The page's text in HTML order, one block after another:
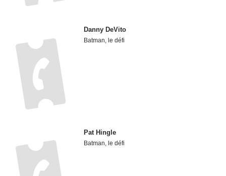
Danny DeVito
Batman, le défi
Pat Hingle
Batman, le défi